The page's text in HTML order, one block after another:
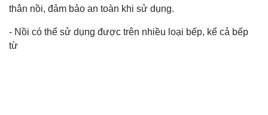
thân nồi, đảm bảo an toàn khi sử dụng.
- Nồi có thể sử dụng được trên nhiều loại bếp, kể cả bếp
từ